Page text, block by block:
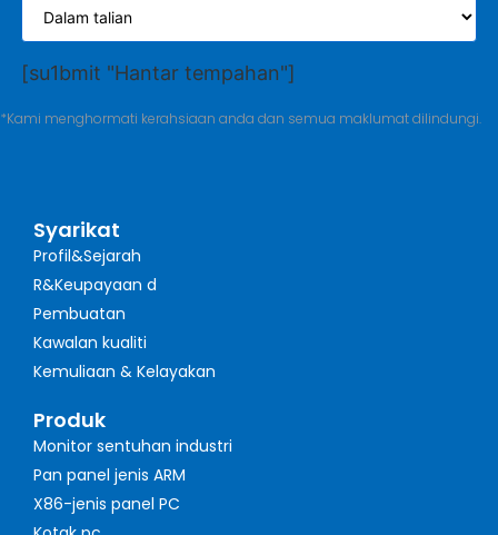
[su1bmit "Hantar tempahan"]
*Kami menghormati kerahsiaan anda dan semua maklumat dilindungi.
Syarikat
Profil&Sejarah
R&Keupayaan d
Pembuatan
Kawalan kualiti
Kemuliaan & Kelayakan
Produk
Monitor sentuhan industri
Pan panel jenis ARM
X86-jenis panel PC